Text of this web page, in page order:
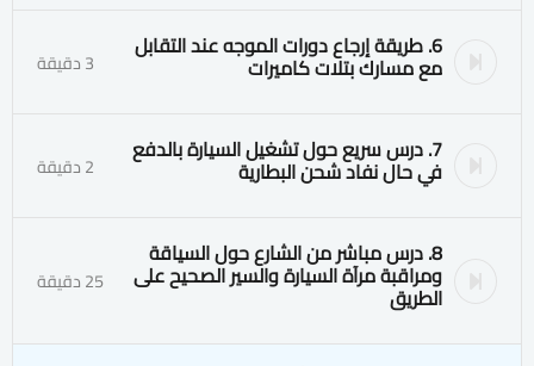
6. طريقة إرجاع دورات الموجه عند التقابل
مع مسارك بتلات كاميرات 3 دقيقة
7. درس سريع حول تشغيل السيارة بالدفع
في حال نفاد شحن البطارية 2 دقيقة
8. درس مباشر من الشارع حول السياقة
ومراقبة مرآة السيارة والسير الصحيح على
الطريق 25 دقيقة